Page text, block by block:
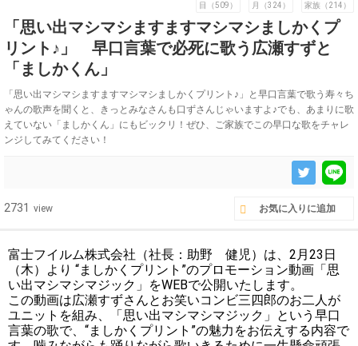
目（509） 月（324） 家族（214）
「思い出マシマシますますマシマシましかくプ
リント♪」 早口言葉で必死に歌う広瀬すずと
「ましかくん」
「思い出マシマシますますマシマシましかくプリント♪」と早口言葉で歌う寿々ち
ゃんの歌声を聞くと、きっとみなさんも口ずさんじゃいますよ♪でも、あまりに歌
えていない「ましかくん」にもビックリ！ぜひ、ご家族でこの早口な歌をチャレ
ンジしてみてください！
2731 view お気に入りに追加
富士フイルム株式会社（社長：助野 健児）は、2月23日
（木）より “ましかくプリント”のプロモーション動画「思
い出マシマシマジック」をWEBで公開いたします。
この動画は広瀬すずさんとお笑いコンビ三四郎のお二人が
ユニットを組み、「思い出マシマシマジック」という早口
言葉の歌で、“ましかくプリント”の魅力をお伝えする内容で